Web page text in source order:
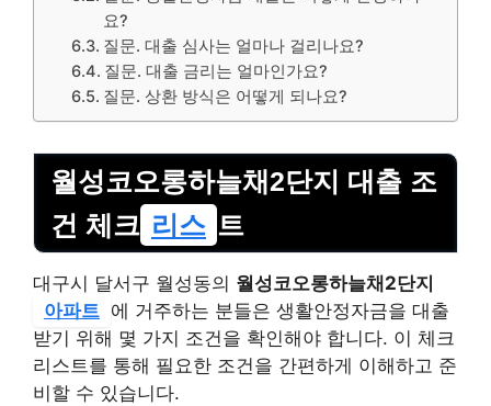
요?
질문. 대출 심사는 얼마나 걸리나요?
질문. 대출 금리는 얼마인가요?
질문. 상환 방식은 어떻게 되나요?
월성코오롱하늘채2단지 대출 조
건 체크 리스 트
대구시 달서구 월성동의 월성코오롱하늘채2단지
아파트 에 거주하는 분들은 생활안정자금을 대출
받기 위해 몇 가지 조건을 확인해야 합니다. 이 체크
리스트를 통해 필요한 조건을 간편하게 이해하고 준
비할 수 있습니다.